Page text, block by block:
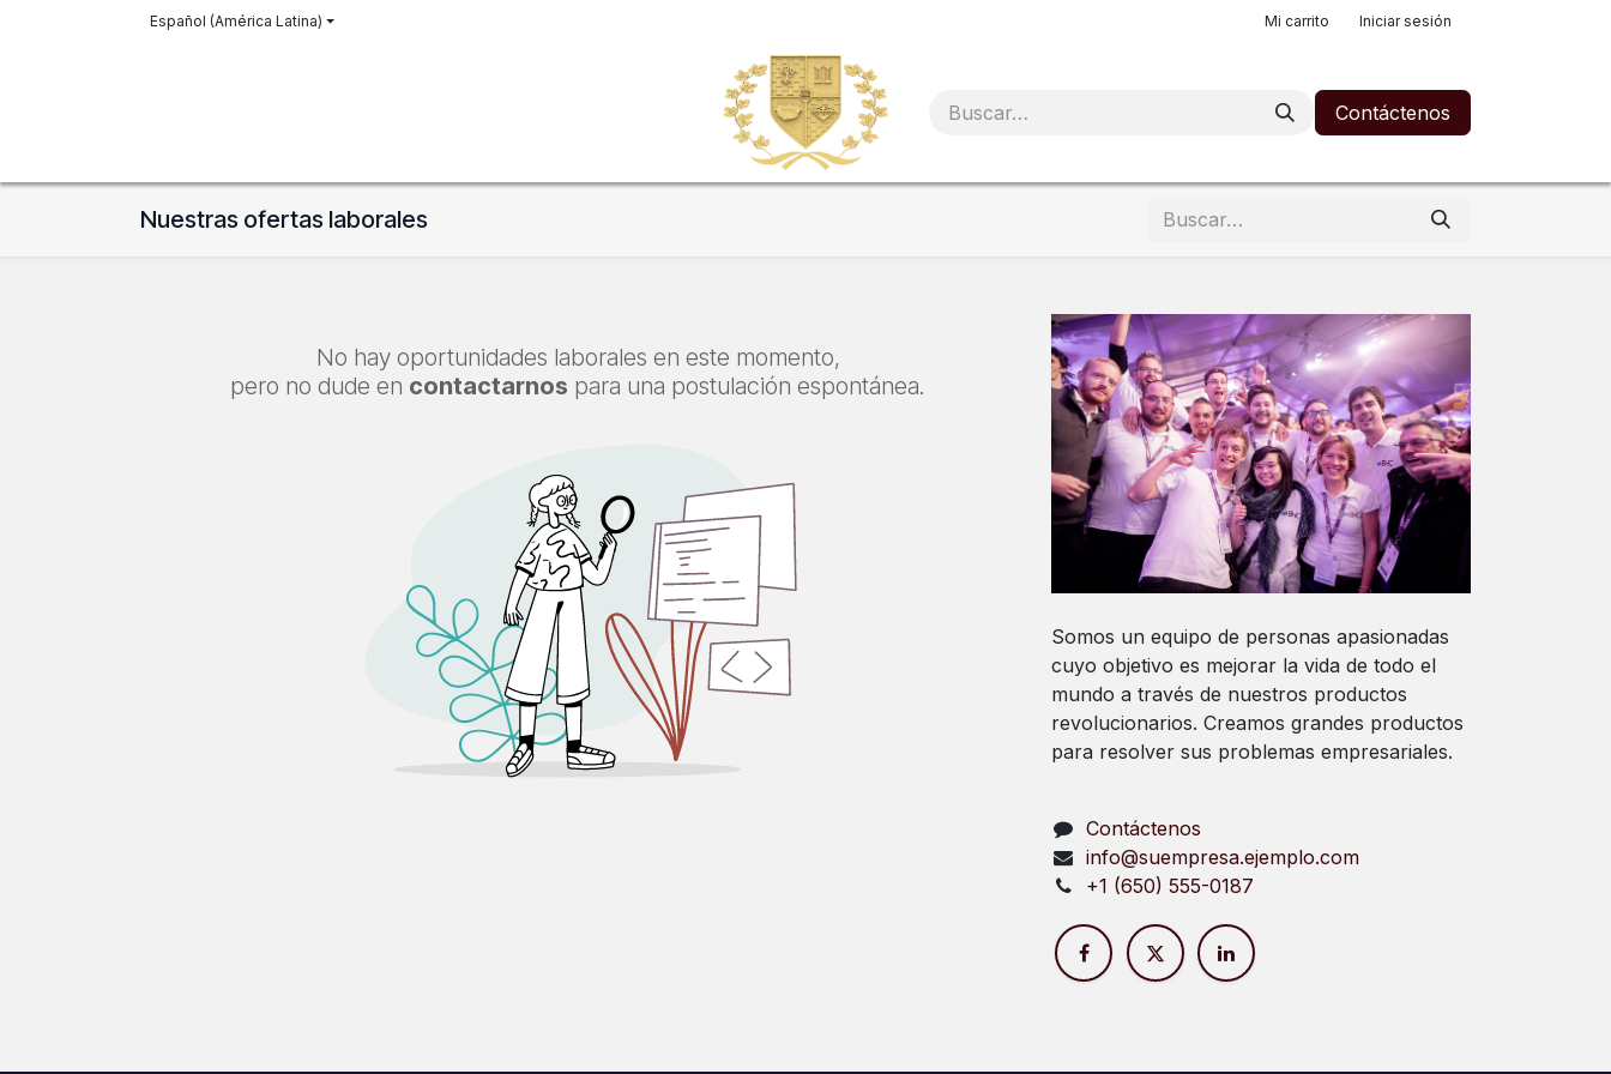
Español (América Latina) Mi carrito Iniciar sesión
Contáctenos
Nuestras ofertas laborales
No hay oportunidades laborales en este momento,
pero no dude en contactarnos para una postulación espontánea.
Somos un equipo de personas apasionadas
cuyo objetivo es mejorar la vida de todo el
mundo a través de nuestros productos
revolucionarios. Creamos grandes productos
para resolver sus problemas empresariales.
Contáctenos
info@suempresa.ejemplo.com
+1 (650) 555-0187